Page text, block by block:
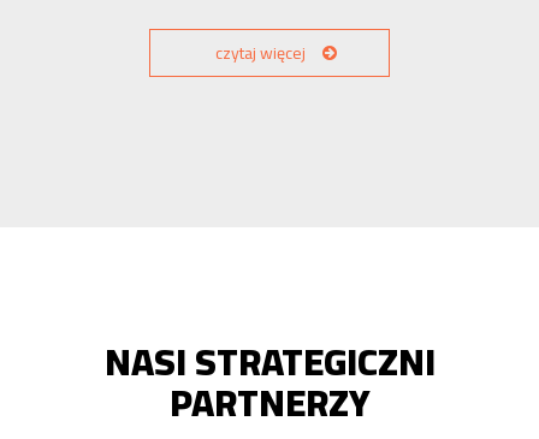
czytaj więcej
NASI STRATEGICZNI
PARTNERZY